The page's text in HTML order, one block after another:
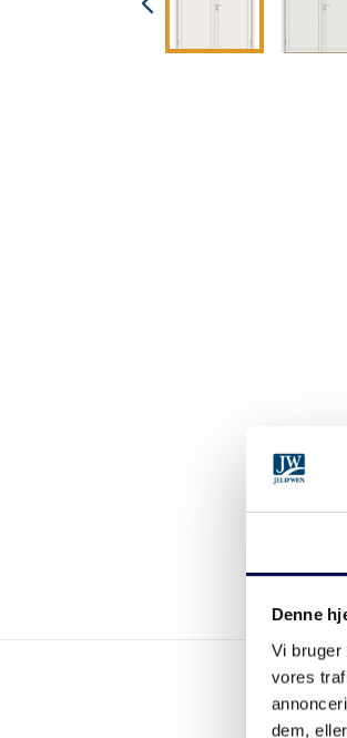
Denne
Vi bruger
vores
dem,